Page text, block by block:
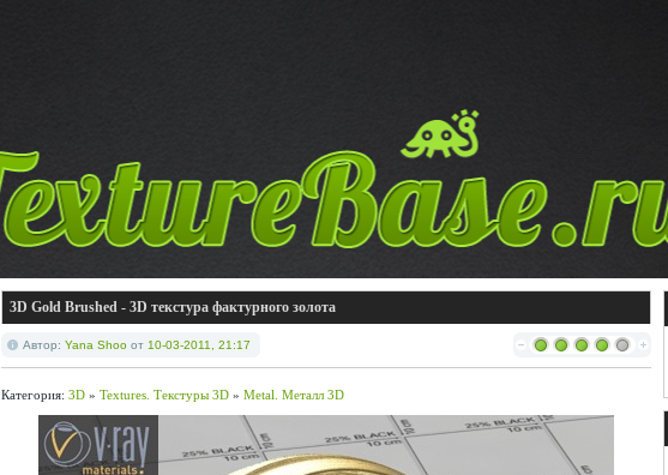
3D Gold Brushed - 3D текстура фактурного золота
Автор: Yana Shooот 10-03-2011, 21:17
Категория: 3D» Textures. Текстуры 3D» Metal. Металл 3D